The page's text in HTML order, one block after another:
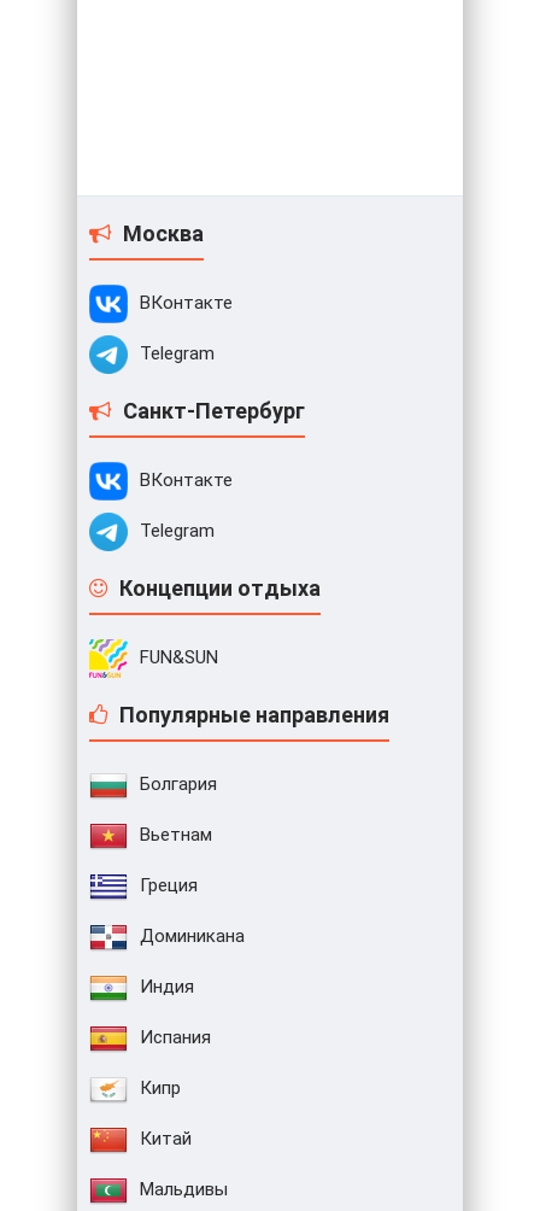
Москва
ВКонтакте
Telegram
Санкт-Петербург
ВКонтакте
Telegram
Концепции отдыха
FUN&SUN
Популярные направления
Болгария
Вьетнам
Греция
Доминикана
Индия
Испания
Кипр
Китай
Мальдивы